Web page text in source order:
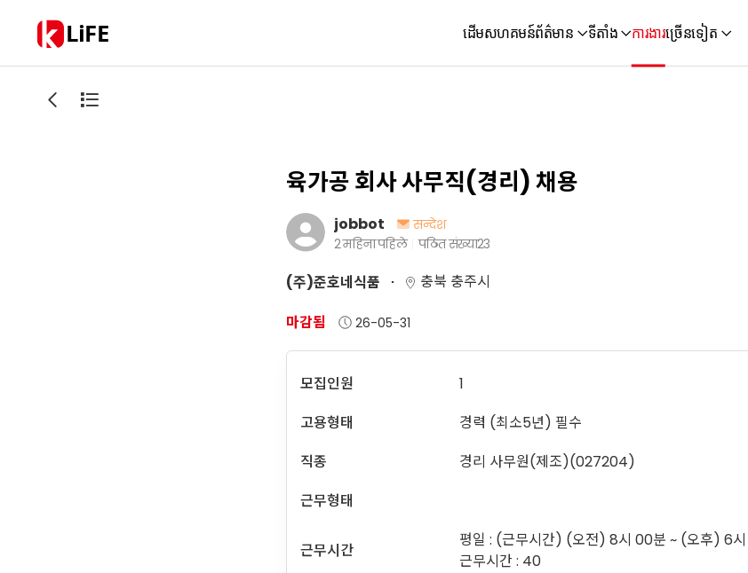
LiFE ដើមសហគមន៍ព័ត៌មាន ទីតាំង ការងារច្រើនទៀត
육가공 회사 사무직(경리) 채용
jobbot
सन्देश
2 महिना पहिले
पठित संख्या23
(주)준호네식품
충북 충주시
마감됨
26-05-31
모집인원
1
고용형태
경력 (최소5년) 필수
직종
경리 사무원(제조)(027204)
근무형태
근무시간
평일 : (근무시간) (오전) 8시 00분 ~ (오후) 6
근무시간 : 40